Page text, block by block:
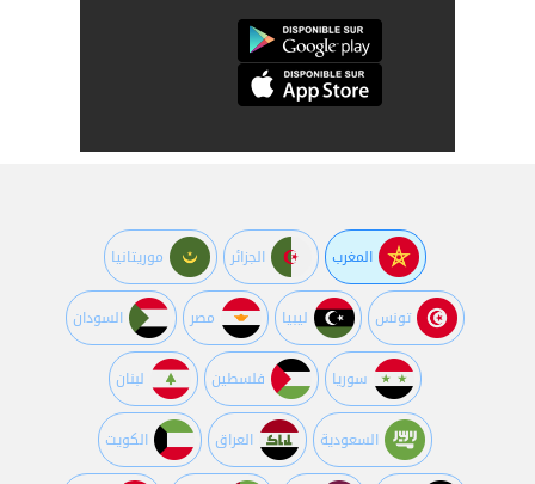
المغرب الجزائر موريتانيا
تونس ليبيا مصر السودان
سوريا فلسطين لبنان
السعودية العراق الكويت